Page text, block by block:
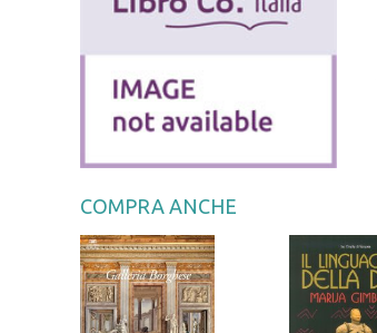
COMPRA ANCHE